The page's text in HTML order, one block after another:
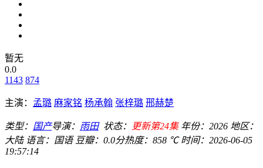
暂无
0.0
1143 874
主演： 孟璐 麻家铭 杨承翰 张梓璐 邢赫楚
类型： 国产导演： 雨田 状态： 更新第24集 年份： 2026 地区：
大陆 语言： 国语 豆瓣：0.0分热度：858 ℃ 时间： 2026-06-05
19:57:14